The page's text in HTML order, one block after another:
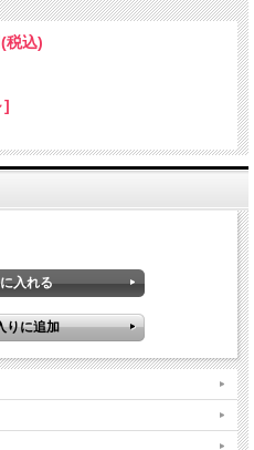
/ Husqvarna用ブレーキペダルティップ。
ンストール。
も輝きを保ちます。
税込)
]